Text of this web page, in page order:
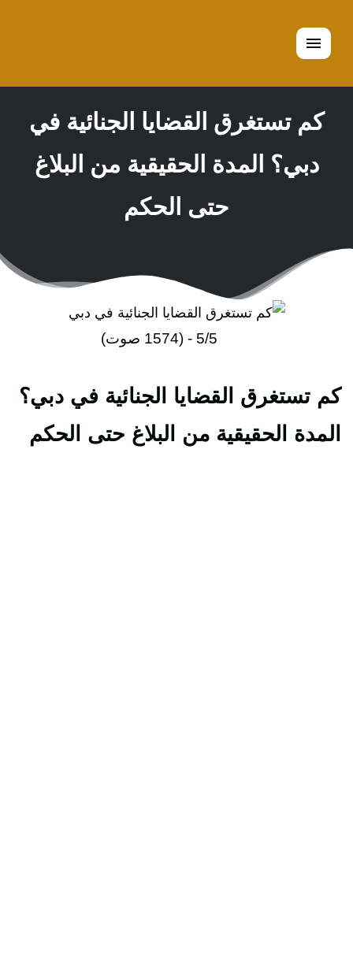
القائمة
كم تستغرق القضايا الجنائية في
دبي؟ المدة الحقيقية من البلاغ
حتى الحكم
5/5 - (1574 صوت)
كم تستغرق القضايا الجنائية في دبي؟
المدة الحقيقية من البلاغ حتى الحكم